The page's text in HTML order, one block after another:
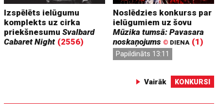
Izspēlēts ielūgumu
komplekts uz cirka
priekšnesumuSvalbard
Cabaret Night (2556)
Noslēdzies konkurss par
ielūgumiem uz šovu
Mūzika tumsā: Pavasara
noskaņojums © DIENA (1)
Papildināts 13:11
Vairāk KONKURSI